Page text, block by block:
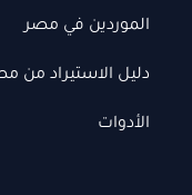
الموردين في مصر
دليل الاستيراد من
الأدوات